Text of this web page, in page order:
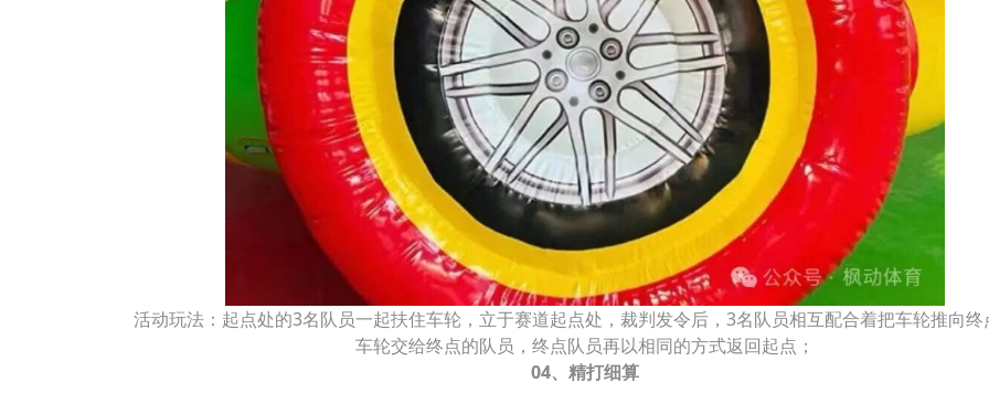
活动玩法：起点处的3名队员一起扶住车轮，立于赛道起点处，裁判发令后，3名队员相互配合着把车轮推向终
车轮交给终点的队员，终点队员再以相同的方式返回起点；
04、精打细算